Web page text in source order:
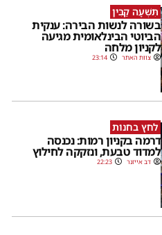
תִּשְׁעָה קַבִּין
בשורה לנשות הבירה: ענקית
הביוטי הבינלאומית מגיעה
לקניון מלחה
צוות האתר 23:14
לחץ בחנות
דרמה בקניון רמות: נכנסה
למדוד טבעת, ונזקקה לחילוץ
דב אייזנר 22:23